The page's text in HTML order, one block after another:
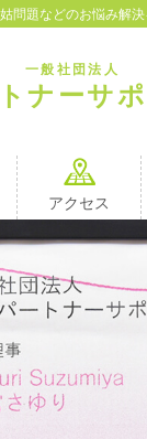
問題などのお悩み解決
一般社団法人
ナーサ
アクセス